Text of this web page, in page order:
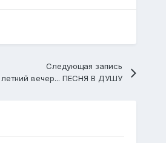
Следующая запись
летний вечер... ПЕСНЯ В ДУШУ